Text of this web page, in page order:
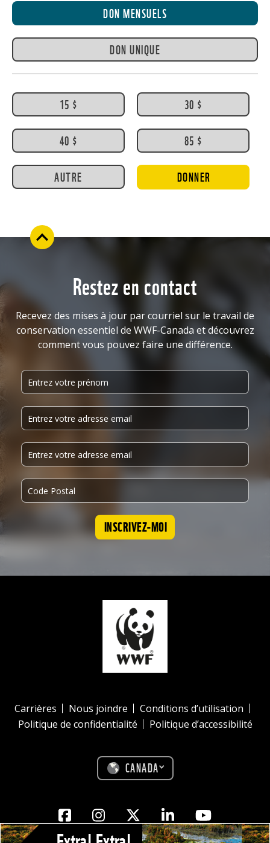
DON MENSUELS
DON UNIQUE
15 $ 30 $
40 $ 85 $
AUTRE DONNER
Restez en contact
Recevez des mises à jour par courriel sur le travail de
conservation essentiel de WWF-Canada et découvrez
comment vous pouvez faire une différence.
INSCRIVEZ-MOI
Carrières Nous joindre
Conditions d’utilisation
Politique de confidentialité
Politique d’accessibilité
CANADA
FacebookInstagram
TwitterLinkedinYoutube